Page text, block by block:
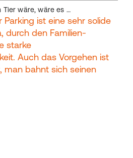
Tier wäre, wäre es …
Parking ist eine sehr solide
durch den Familien-
starke
Auch das Vorgehen ist
man bahnt sich seinen